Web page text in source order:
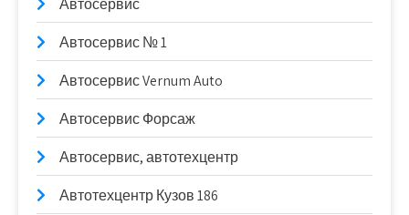
Автосервис
Автосервис № 1
Автосервис Vernum Auto
Автосервис Форсаж
Автосервис, автотехцентр
Автотехцентр Кузов 186